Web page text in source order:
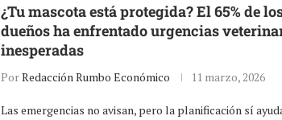
¿Tu mascota está protegida? El 65% de
dueños ha enfrentado urgencias
inesperadas
PorRedacción Rumbo Económico 11 marzo, 2026
Las emergencias no avisan, pero la planificación sí